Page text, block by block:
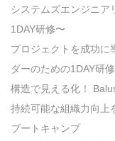
システムズエンジニ
1DAY研修〜
プロジェクトを成功に
ダーのための1DAY研
構造で見える化！
持続可能な組織力向上
ブートキャンプ